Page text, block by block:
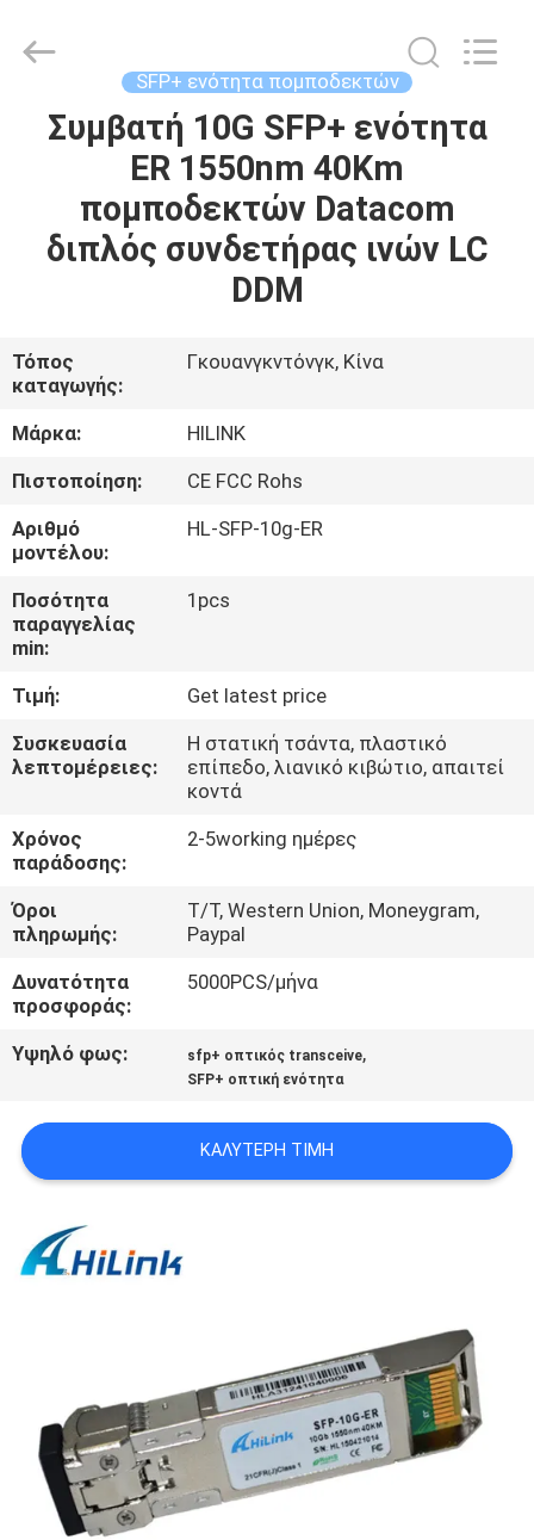
ΣΠΊΤΙ
ΠΡΟΪΌΝΤΑ
ΕΜΆΣ
ΕΠΙΣΚΕΨΉ
ΕΡΓΟΣΤΑΣΊΟΥ
ΈΛΕΓΧΟΣ
ΠΟΙΌΤΗΤΑΣ
ΜΑΖΊ
ΜΑΣ
ΕΙΔΉΣΕΙΣ
ΥΠΟΘΈΣΕΙΣ
ΖΗΤΉΣΤΕ
ΜΙΑ
ΠΡΟΣΦΟΡΆ
SITEMAP
ΑΠΟΡΡΉΤΟΥ
Technology
Co.,Ltd..
SFP+ ενότητα πομποδεκτών
Συμβατή 10G SFP+ ενότητα
ER 1550nm 40Km
πομποδεκτών Datacom
διπλός συνδετήρας ινών LC
DDM
Τόπος
καταγωγής:
Γκουανγκντόνγκ, Κίνα
Μάρκα:
HILINK
Πιστοποίηση:
CE FCC Rohs
Αριθμό
μοντέλου:
HL-SFP-10g-ER
Ποσότητα
παραγγελίας
min:
1pcs
Τιμή:
Get latest price
Συσκευασία
λεπτομέρειες:
Η στατική τσάντα, πλαστικό
επίπεδο, λιανικό κιβώτιο, απαιτεί
κοντά
Χρόνος
παράδοσης:
2-5working ημέρες
Όροι
πληρωμής:
T/T, Western Union, Moneygram,
Paypal
Δυνατότητα
προσφοράς:
5000PCS/μήνα
Υψηλό φως: sfp+ οπτικός transceive,
SFP+ οπτική ενότητα
ΚΑΛΎΤΕΡΗ ΤΙΜΉ